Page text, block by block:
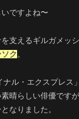
ですよね〜
支えるギルガメッ
ク 。
ル・エクスプレス
晴らしい俳優です
なりました。